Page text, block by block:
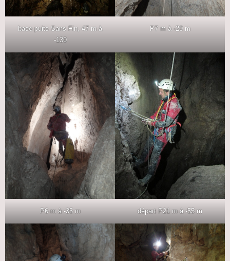
base puits Sans Fin, 47 m à
-130
P7 m à -20 m
P6 m à -35 m départ P21 m à -55 m